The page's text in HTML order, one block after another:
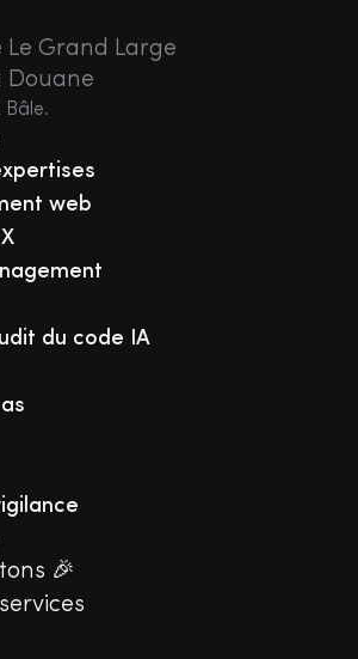
Le Grand Large
Douane
Bâle.
web
du code IA
🎉